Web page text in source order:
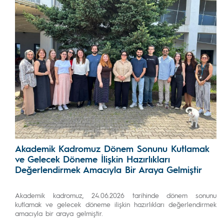
Akademik Kadromuz Dönem Sonunu Kutlamak
ve Gelecek Döneme İlişkin Hazırlıkları
Değerlendirmek Amacıyla Bir Araya Gelmiştir
Akademik kadromuz, 24.06.2026 tarihinde dönem sonunu
kutlamak ve gelecek döneme ilişkin hazırlıkları değerlendirmek
amacıyla bir araya gelmiştir.